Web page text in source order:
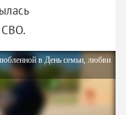
СВО.
в День семьи, любви